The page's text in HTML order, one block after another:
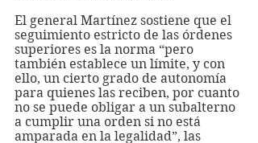
El general Martínez sostiene que el
seguimiento estricto de las órdenes
superiores es la norma “pero
también establece un límite, y con
ello, un cierto grado de autonomía
para quienes las reciben, por cuanto
no se puede obligar a un subalterno
a cumplir una orden si no está
amparada en la legalidad”, las